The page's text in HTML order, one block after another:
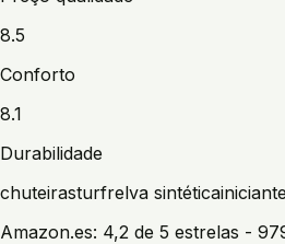
8.5
Conforto
8.1
Durabilidade
chuteirasturfrelva sintética
Amazon.es: 4,2 de 5 estrelas -